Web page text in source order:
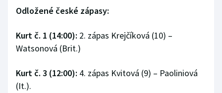
Odložené české zápasy:
Kurt č. 1 (14:00): 2. zápas Krejčíková (10) –
Watsonová (Brit.)
Kurt č. 3 (12:00): 4. zápas Kvitová (9) – Paoliniová
(It.).